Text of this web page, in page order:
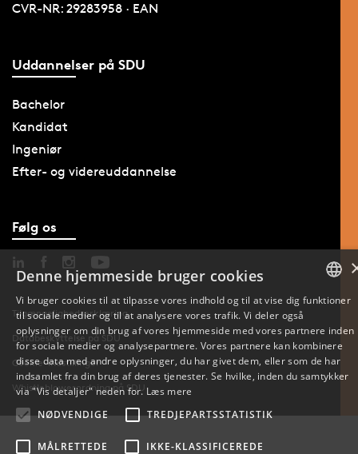
CVR-NR: 29283958 · EAN
Uddannelser på SDU
Bachelor
Kandidat
Ingeniør
Efter- og videreuddannelse
Følg os
Tilgængelighedserklæring
Databeskyttelse på SDU
Cookie-indstillinger
Whistleblowerordning på SDU
ENGLISH
Denne hjemmeside bruger cookies
Vi bruger cookies til at tilpasse vores indhold og til at vise dig funktioner
til sociale medier og til at analysere vores trafik. Vi deler også
oplysninger om din brug af vores hjemmeside med vores partnere inden
for sociale medier og analysepartnere. Vores partnere kan kombinere
disse data med andre oplysninger, du har givet dem, eller som de har
indsamlet fra din brug af deres tjenester. Se hvilke, inden du samtykker
via "Vis detaljer" neden for. Læs mere
NØDVENDIGE
TREDJEPARTSSTATISTIK
MÅLRETTEDE IKKE-KLASSIFICEREDE